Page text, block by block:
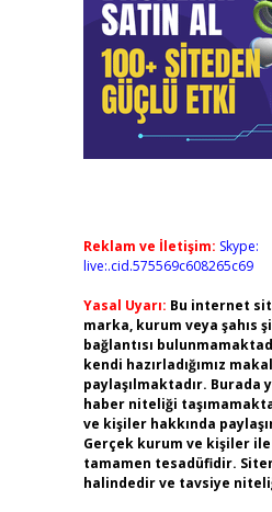
Reklam ve İletişim: Skype:
live:.cid.575569c608265c69
Yasal Uyarı: Bu internet
marka, kurum veya şahıs
bağlantısı
kendi hazırladığımız
paylaşılmaktadır. Burada
haber niteliği
ve kişiler hakkında
Gerçek kurum ve kişiler
tamamen tesadüfidir.
halindedir ve tavsiye